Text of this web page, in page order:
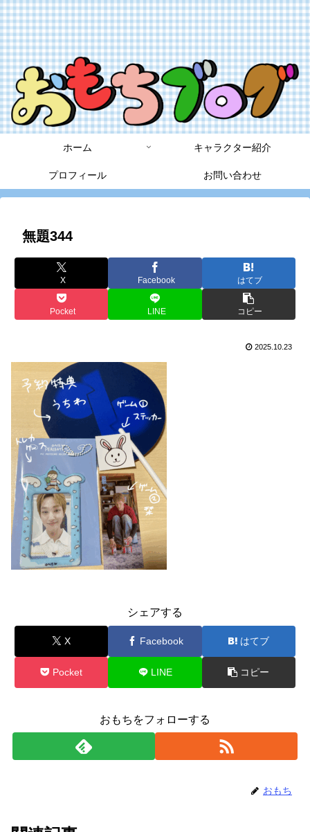
ホーム キャラクター紹介
プロフィール お問い合わせ
無題344
X Facebook はてブ
Pocket LINE コピー
2025.10.23
シェアする
X Facebook はてブ
Pocket LINE コピー
おもちをフォローする
おもち